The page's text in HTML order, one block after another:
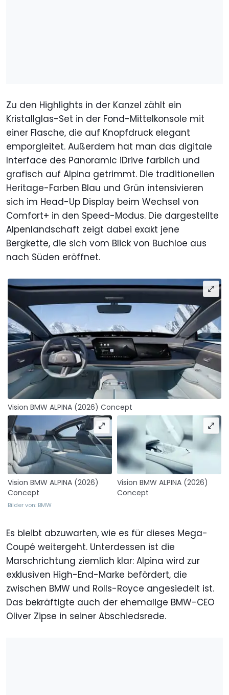
Zu den Highlights in der Kanzel zählt ein
Kristallglas-Set in der Fond-Mittelkonsole mit
einer Flasche, die auf Knopfdruck elegant
emporgleitet. Außerdem hat man das digitale
Interface des Panoramic iDrive farblich und
grafisch auf Alpina getrimmt. Die traditionellen
Heritage-Farben Blau und Grün intensivieren
sich im Head-Up Display beim Wechsel von
Comfort+ in den Speed-Modus. Die dargestellte
Alpenlandschaft zeigt dabei exakt jene
Bergkette, die sich vom Blick von Buchloe aus
nach Süden eröffnet.
Vision BMW ALPINA (2026) Concept
Vision BMW ALPINA (2026)
Concept
Vision BMW ALPINA (2026)
Concept
Bilder von: BMW
Es bleibt abzuwarten, wie es für dieses Mega-
Coupé weitergeht. Unterdessen ist die
Marschrichtung ziemlich klar: Alpina wird zur
exklusiven High-End-Marke befördert, die
zwischen BMW und Rolls-Royce angesiedelt ist.
Das bekräftigte auch der ehemalige BMW-CEO
Oliver Zipse in seiner Abschiedsrede.